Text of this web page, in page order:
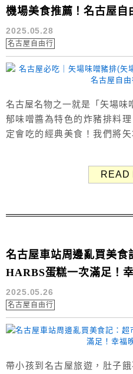
機場美食推薦！名古屋自
2025.05.28
名古屋自由行
名古屋名物之一就是「矢場味
郁味噌醬為特色的炸豬排料
定會吃的經典美食！我們將
點相當便利，很適合做為旅
READ
名古屋車站周邊亂買美食
HARBS蛋糕一次滿足！
2025.05.26
名古屋自由行
帶小孩到名古屋旅遊，肚子